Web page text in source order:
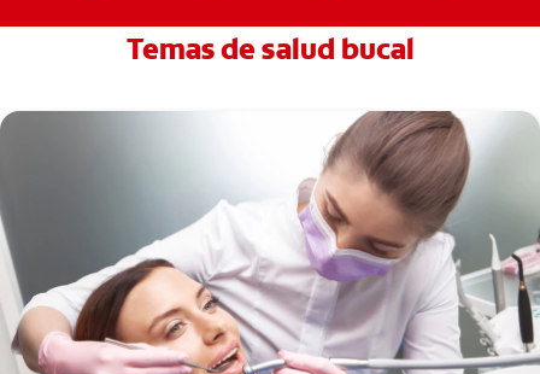
Temas de salud bucal